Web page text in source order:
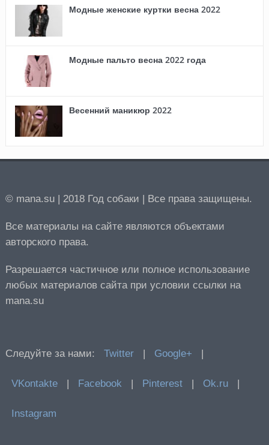
Модные женские куртки весна 2022
Модные пальто весна 2022 года
Весенний маникюр 2022
© mana.su | 2018 Год собаки | Все права защищены.
Все материалы на сайте являются объектами
авторского права.
Разрешается частичное или полное использование
любых материалов сайта при условии ссылки на
mana.su
Следуйте за нами: Twitter Google+
VKontakte Facebook Pinterest Ok.ru
Instagram